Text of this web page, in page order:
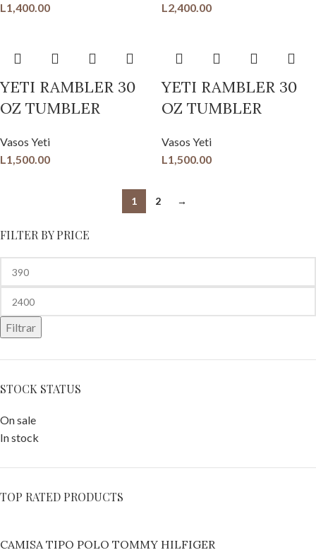
FILTER BY PRICE
Filtrar
STOCK STATUS
On sale
In stock
TOP RATED PRODUCTS
CAMISA TIPO POLO TOMMY HILFIGER
L1,400.00
L2,400.00
YETI RAMBLER 30
OZ TUMBLER
Vasos Yeti
L1,500.00
YETI RAMBLER 30
OZ TUMBLER
Vasos Yeti
L1,500.00
1 2 →